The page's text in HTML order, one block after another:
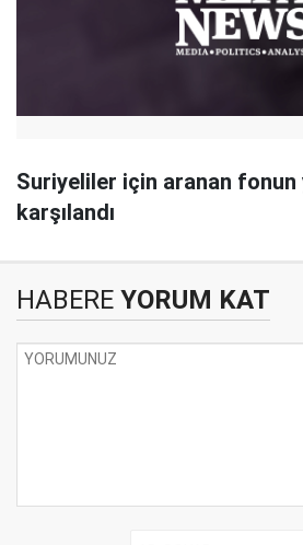
Suriyeliler için aranan fonun
karşılandı
HABERE YORUM KAT